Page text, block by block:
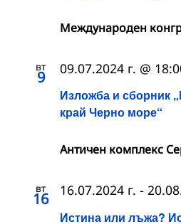
Международен
вт
9
Изложба и сборник
край Черно море“
09.07.2024 г. @
Античен комплекс
вт
16
Истина или лъжа?
16.07.2024 г. -